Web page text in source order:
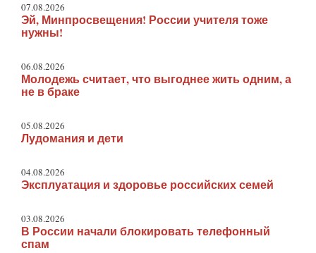
07.08.2026
Эй, Минпросвещения! России учителя тоже
нужны!
06.08.2026
Молодежь считает, что выгоднее жить одним, а
не в браке
05.08.2026
Лудомания и дети
04.08.2026
Эксплуатация и здоровье российских семей
03.08.2026
В России начали блокировать телефонный
спам